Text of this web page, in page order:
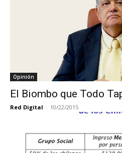
Opinión
El Biombo que Todo
Red Digital - 10/22/2015